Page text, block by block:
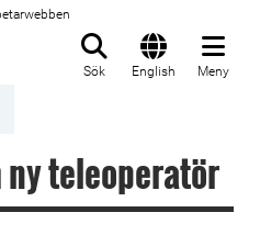
Sök English Meny
teleoperatör